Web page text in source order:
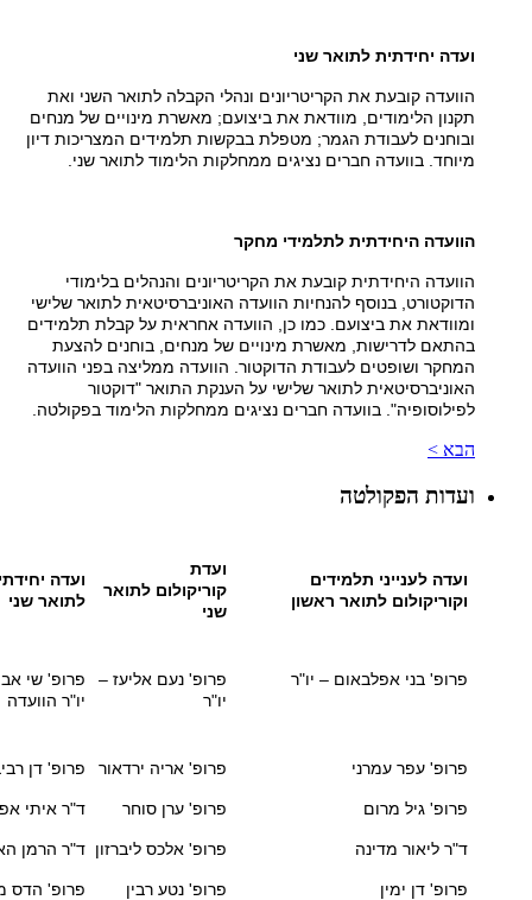
ועדה יחידתית לתואר שני
הוועדה קובעת את הקריטריונים ונהלי הקבלה לתואר השני ואת
תקנון הלימודים, מוודאת את ביצועם; מאשרת מינויים של מנחים
ובוחנים לעבודת הגמר; מטפלת בבקשות תלמידים המצריכות דיון
מיוחד. בוועדה חברים נציגים ממחלקות הלימוד לתואר שני.
הוועדה היחידתית לתלמידי מחקר
הוועדה היחידתית קובעת את הקריטריונים והנהלים בלימודי
הדוקטורט, בנוסף להנחיות הוועדה האוניברסיטאית לתואר שלישי
ומוודאת את ביצועם. כמו כן, הוועדה אחראית על קבלת תלמידים
בהתאם לדרישות, מאשרת מינויים של מנחים, בוחנים להצעת
המחקר ושופטים לעבודת הדוקטור. הוועדה ממליצה בפני הוועדה
האוניברסיטאית לתואר שלישי על הענקת התואר "דוקטור
לפילוסופיה". בוועדה חברים נציגים ממחלקות הלימוד בפקולטה.
הבא >
ועדות הפקולטה
ועדה לענייני תלמידים
וקוריקולום לתואר ראשון
ועדת
קוריקולום לתואר
שני
ועדה
לתואר שני
פרופ' בני אפלבאום – יו"ר
פרופ' נעם אליעז –
יו"ר
פרופ' שי
יו"ר הוועדה
פרופ' עפר עמרני
פרופ' גיל מרום
ד"ר ליאור מדינה
פרופ' דן ימין
פרופ' אריה ירדאור
פרופ' ערן סוחר
פרופ' אלכס ליברזון
פרופ' נטע רבין
פרופ' דן
ד"ר איתי
ד"ר הרמן
פרופ' הדס